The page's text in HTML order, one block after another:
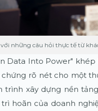
những câu hỏi thực tế từ
Data Into Power" khép
chứng rõ nét cho một
trình xây dựng nền
hoãn của doanh